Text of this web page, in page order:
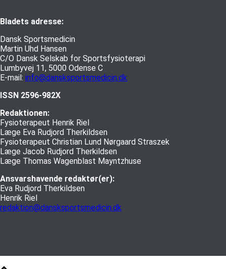
Bladets adresse:
Dansk Sportsmedicin
Martin Uhd Hansen
C/O Dansk Selskab for Sportsfysioterapi
Lumbyvej 11, 5000 Odense C
E-mail: info@dansksportsmedicin.dk
ISSN 2596-982X
Redaktionen:
Fysioterapeut Henrik Riel
Læge Eva Rudjord Therkildsen
Fysioterapeut Christian Lund Nørgaard Straszek
Læge Jacob Rudjord Therkildsen
Læge Thomas Wagenblast Mayntzhuse
Ansvarshavende redaktør(er):
Eva Rudjord Therkildsen
Henrik Riel
redaktion@dansksportsmedicin.dk